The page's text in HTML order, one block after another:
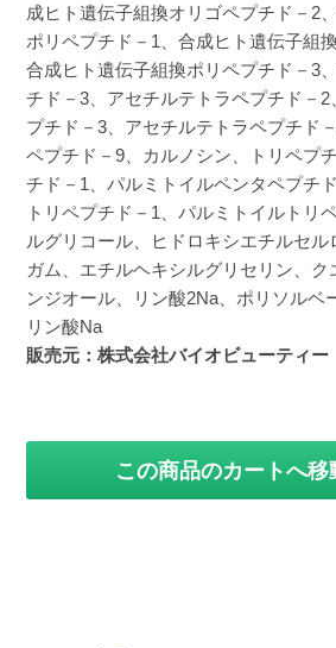
成ヒト遺伝子組換オリゴペプチド－2
ポリペプチド－1、合成ヒト遺伝子組
合成ヒト遺伝子組換ポリペプチド－3
チド－3、アセチルテトラペプチド－
プチド－3、アセチルテトラペプチド
ペプチド－9、カルノシン、トリペプ
チド－1、パルミトイルペンタペプチ
トリペプチド－1、パルミトイルトリ
ルグリコール、ヒドロキシエチルセル
ガム、エチルヘキシルグリセリン、ク
ンジオール、リン酸2Na、ポリソルベ
リン酸Na
販売元：株式会社バイオビューティ
この商品のカートへ移